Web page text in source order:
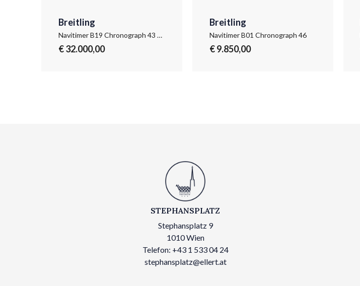
Breitling
Navitimer B19 Chronograph 43 Perpetual Calendar
€ 32.000,00
Breitling
Navitimer B01 Chronograph 46
€ 9.850,00
STEPHANSPLATZ
Stephansplatz 9
1010 Wien
Telefon: +43 1 533 04 24
stephansplatz@ellert.at